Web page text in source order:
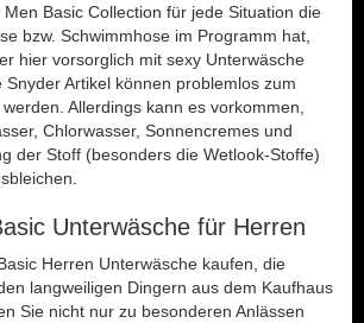
Basic Collection für jede Situation die
bzw. Schwimmhose im Programm hat,
hier vorsorglich mit sexy Unterwäsche
Artikel können problemlos zum
Allerdings kann es vorkommen,
Chlorwasser, Sonnencremes und
der Stoff (besonders die Wetlook-Stoffe)
Unterwäsche für Herren
Herren Unterwäsche kaufen, die
langweiligen Dingern aus dem Kaufhaus
Sie nicht nur zu besonderen Anlässen